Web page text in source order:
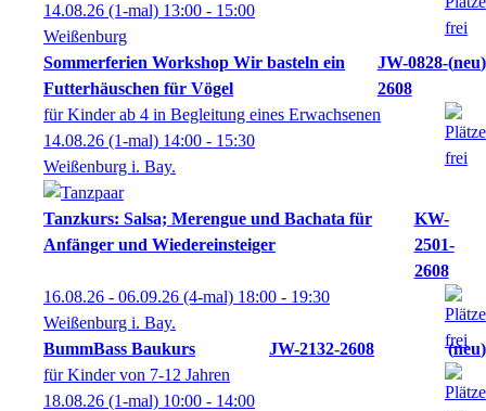
14.08.26 (1-mal) 13:00 - 15:00
Weißenburg
Sommerferien Workshop Wir basteln ein
Futterhäuschen für Vögel
JW-0828-
2608
neu
für Kinder ab 4 in Begleitung eines Erwachsenen
14.08.26 (1-mal) 14:00 - 15:30
Weißenburg i. Bay.
Tanzkurs: Salsa; Merengue und Bachata für
Anfänger und Wiedereinsteiger
KW-
2501-
2608
16.08.26 - 06.09.26 (4-mal) 18:00 - 19:30
Weißenburg i. Bay.
BummBass Baukurs
JW-2132-2608
neu
für Kinder von 7-12 Jahren
18.08.26 (1-mal) 10:00 - 14:00